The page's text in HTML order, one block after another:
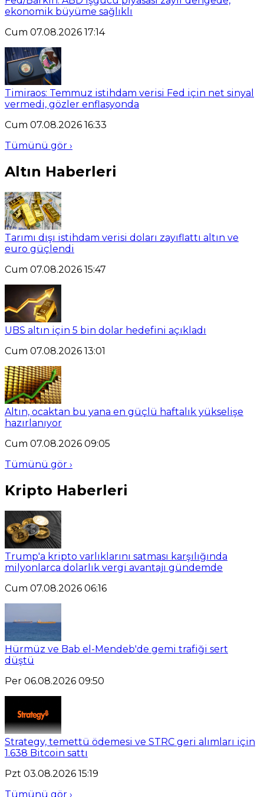
ekonomik büyüme sağlıklı
Cum 07.08.2026 17:14
Timiraos: Temmuz istihdam verisi Fed için net sinyal
vermedi, gözler enflasyonda
Cum 07.08.2026 16:33
Tümünü gör ›
Altın Haberleri
Tarımı dışı istihdam verisi doları zayıflattı altın ve
euro güçlendi
Cum 07.08.2026 15:47
UBS altın için 5 bin dolar hedefini açıkladı
Cum 07.08.2026 13:01
Altın, ocaktan bu yana en güçlü haftalık yükselişe
hazırlanıyor
Cum 07.08.2026 09:05
Tümünü gör ›
Kripto Haberleri
Trump'a kripto varlıklarını satması karşılığında
milyonlarca dolarlık vergi avantajı gündemde
Cum 07.08.2026 06:16
Hürmüz ve Bab el-Mendeb'de gemi trafiği sert
düştü
Per 06.08.2026 09:50
Strategy, temettü ödemesi ve STRC geri alımları için
1.638 Bitcoin sattı
Pzt 03.08.2026 15:19
Tümünü gör ›